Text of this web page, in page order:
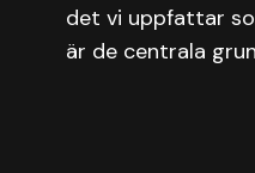
det vi uppfattar
är de centrala